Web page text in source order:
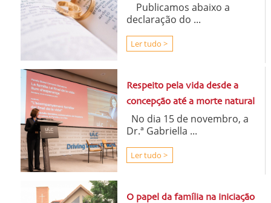
Publicamos abaixo a
declaração do ...
Ler tudo >
Respeito pela vida desde a
concepção até a morte natural
No dia 15 de novembro, a
Dr.ª Gabriella ...
Ler tudo >
O papel da família na iniciação